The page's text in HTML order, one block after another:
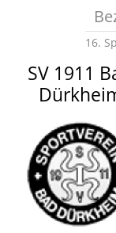
16.
SV 1911